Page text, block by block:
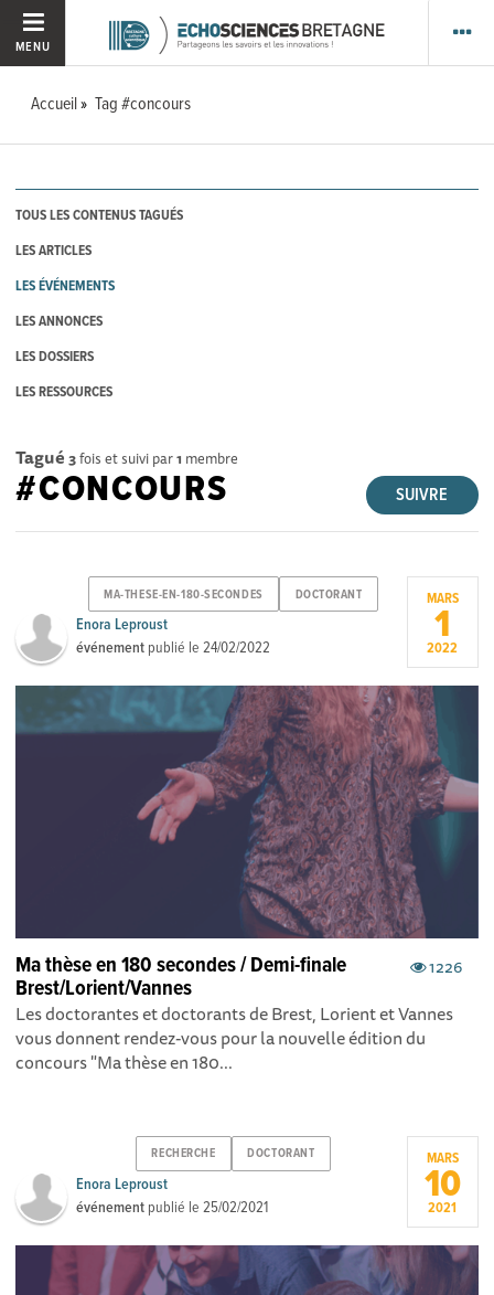
MENU
Accueil Tag #concours
TOUS LES CONTENUS TAGUÉS
LES ARTICLES
LES ÉVÉNEMENTS
LES ANNONCES
LES DOSSIERS
LES RESSOURCES
Tagué 3fois et suivi par1 membre
SUIVRE
#CONCOURS
MA-THESE-EN-180-SECONDES DOCTORANT
Enora Leproust
événement publié le24/02/2022
MARS
1
2022
1226
Ma thèse en 180 secondes / Demi-finale
Brest/Lorient/Vannes
Les doctorantes et doctorants de Brest, Lorient et Vannes
vous donnent rendez-vous pour la nouvelle édition du
concours "Ma thèse en 180...
RECHERCHE DOCTORANT
Enora Leproust
événement publié le25/02/2021
MARS
10
2021